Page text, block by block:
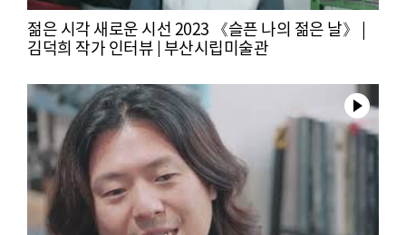
젊은 시각 새로운 시선 2023 《슬픈 나의 젊은 날》 |
김덕희 작가 인터뷰 | 부산시립미술관